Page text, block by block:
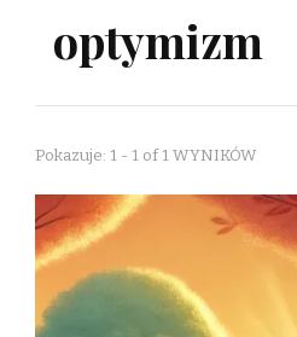
optymizm
Pokazuje: 1 - 1 of 1 WYNIKÓW